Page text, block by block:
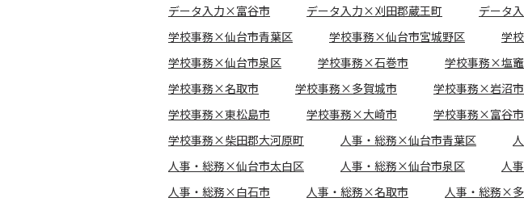
データ入力×富谷市
データ入力×刈田郡蔵王町 データ
学校事務×仙台市青葉区
学校事務×仙台市宮城野区 学
学校事務×仙台市泉区
学校事務×石巻市 学校事務×塩
学校事務×名取市
学校事務×多賀城市 学校事務×岩沼市
学校事務×東松島市
学校事務×大崎市 学校事務×富谷市
学校事務×柴田郡大河原町
人事・総務×仙台市青葉区
人事・総務×仙台市太白区
人事・総務×仙台市泉区 人
人事・総務×白石市
人事・総務×名取市 人事・総務×